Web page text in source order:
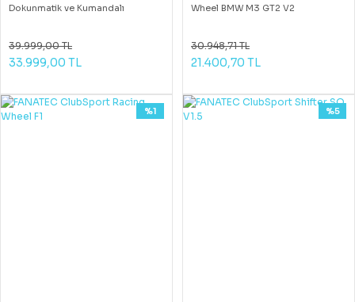
Dokunmatik ve Kumandalı
39.999,00 TL
33.999,00 TL
Wheel BMW M3 GT2 V2
30.948,71 TL
21.400,70 TL
%1 %5